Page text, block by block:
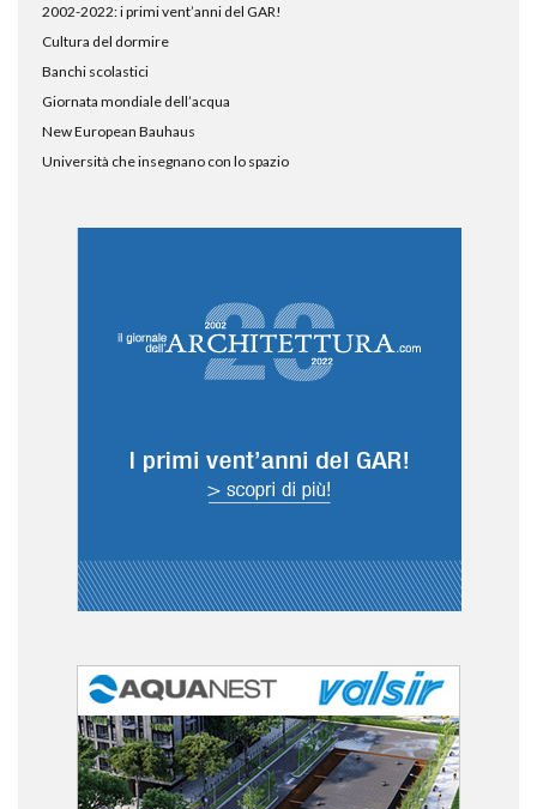
2002-2022: i primi vent’anni del GAR!
Cultura del dormire
Banchi scolastici
Giornata mondiale dell’acqua
New European Bauhaus
Università che insegnano con lo spazio